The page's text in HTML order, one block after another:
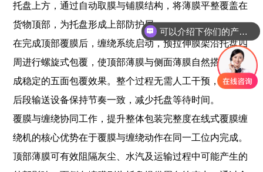
托盘上方，通过自动取膜与铺膜结构，将薄膜平整覆盖在
货物顶部，为托盘形成上部防护层。
在完成顶部覆膜后，缠绕系统启动，预拉伸膜架沿托盘四
周进行螺旋式包覆，使顶部薄膜与侧面薄膜自然搭接，形
成稳定的五面包覆效果。整个过程无需人工干预，可与前
后段输送设备保持节奏一致，减少托盘等待时间。
覆膜与缠绕协同工作，提升整体包装完整度在线式覆膜缠
绕机的核心优势在于覆膜与缠绕动作在同一工位内完成。
顶部薄膜可有效阻隔灰尘、水汽及运输过程中可能产生的
可以介绍下你们的产品么？